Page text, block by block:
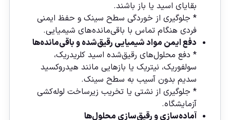
بقایای اسید یا باز باشند.
* جلوگیری از خوردگی سطح سینک و حفظ ایمنی
فردی هنگام تماس با باقی‌مانده‌های شیمیایی.
دفع ایمن مواد شیمیایی رقیق‌شده و باقی‌مانده‌ها
* دفع محلول‌های رقیق‌شده اسید کلریدریک،
سولفوریک، نیتریک یا بازهایی مانند هیدروکسید
سدیم بدون آسیب به سطح سینک.
* جلوگیری از نشتی یا تخریب زیرساخت لوله‌کشی
آزمایشگاه.
آماده‌سازی و رقیق‌سازی محلول‌ها